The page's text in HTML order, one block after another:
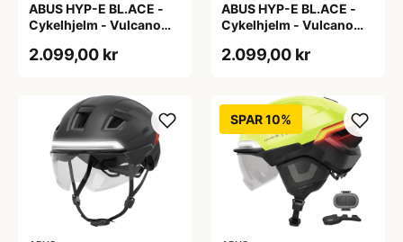
ABUS HYP-E BL.ACE -
Cykelhjelm - Vulcano
2.099,00 kr
ABUS HYP-E BL.ACE -
Cykelhjelm - Vulcano
2.099,00 kr
SPAR 10%